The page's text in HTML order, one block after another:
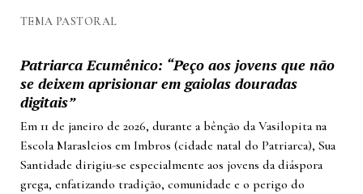
TEMA PASTORAL
Patriarca Ecumênico: “Peço aos jovens que não
se deixem aprisionar em gaiolas douradas
digitais”
Em 11 de janeiro de 2026, durante a bênção da Vasilopita na
Escola Marasleios em Imbros (cidade natal do Patriarca), Sua
Santidade dirigiu-se especialmente aos jovens da diáspora
grega, enfatizando tradição, comunidade e o perigo do